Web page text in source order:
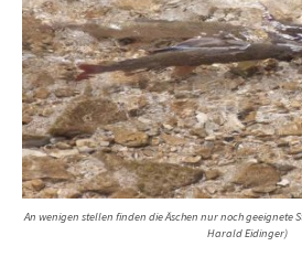
An wenigen stellen finden die Äschen nur noch geeignete
Harald Eidinger)